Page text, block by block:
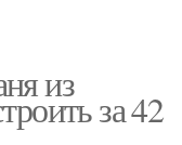
из
за 42